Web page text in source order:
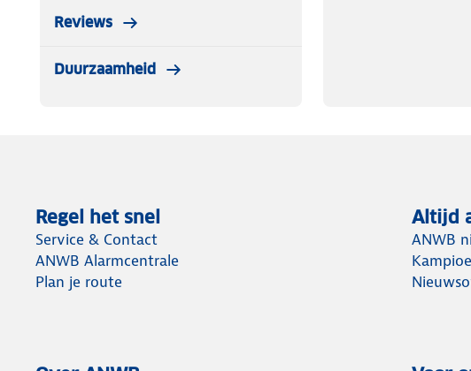
Reviews
Duurzaamheid
Regel het snel
Service & Contact
ANWB Alarmcentrale
Plan je route
Altijd
ANWB